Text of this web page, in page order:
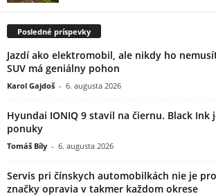
Posledné príspevky
Jazdí ako elektromobil, ale nikdy ho
SUV má geniálny pohon
Karol Gajdoš - 6. augusta 2026
Hyundai IONIQ 9 stavil na čiernu. Black Ink
ponuky
Tomáš Bíly - 6. augusta 2026
Servis pri čínskych automobilkách nie je
značky opravia v takmer každom okrese